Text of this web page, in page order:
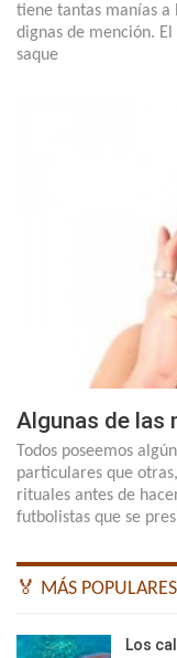
tiene tantas manías a
dignas de mención. El
saque
Algunas de las
Todos poseemos
particulares que
rituales antes de
futbolistas que se
🏅 MÁS POPULARES
Los